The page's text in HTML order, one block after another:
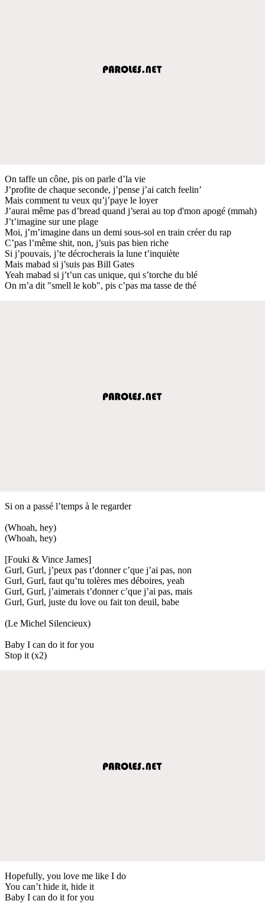
On taffe un cône, pis on parle d’la vie
J’profite de chaque seconde, j’pense j’ai catch feelin’
Mais comment tu veux qu’j’paye le loyer
J’aurai même pas d’bread quand j’serai au top d'mon apogé (mmah)
J’t’imagine sur une plage
Moi, j’m’imagine dans un demi sous-sol en train créer du rap
C’pas l’même shit, non, j’suis pas bien riche
Si j’pouvais, j’te décrocherais la lune t’inquiète
Mais mabad si j’suis pas Bill Gates
Yeah mabad si j’t’un cas unique, qui s’torche du blé
On m’a dit "smell le kob", pis c’pas ma tasse de thé
Si on a passé l’temps à le regarder
(Whoah, hey)
(Whoah, hey)
[Fouki & Vince James]
Gurl, Gurl, j’peux pas t’donner c’que j’ai pas, non
Gurl, Gurl, faut qu’tu tolères mes déboires, yeah
Gurl, Gurl, j’aimerais t’donner c’que j’ai pas, mais
Gurl, Gurl, juste du love ou fait ton deuil, babe
(Le Michel Silencieux)
Baby I can do it for you
Stop it (x2)
Hopefully, you love me like I do
You can’t hide it, hide it
Baby I can do it for you